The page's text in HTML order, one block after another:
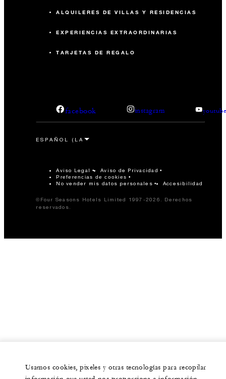
ALQUILERES DE VILLAS Y RESIDENCIAS
EXPERIENCIAS EXTRAORDINARIAS
TARJETAS DE REGALO
facebook instagram
Aviso Legal Aviso de Privacidad
Preferencias de cookies
No vender mis datos personales Accesibilidad
©Four Seasons Hotels Limited 1997-2026. Derechos
reservados.
Usamos cookies, pixeles y otras tecnologías para recopilar